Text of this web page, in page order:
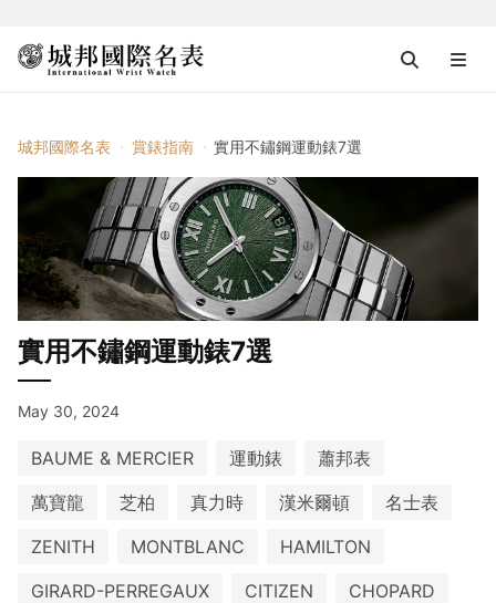
城邦國際名表 賞錶指南 實用不鏽鋼運動錶7選
實用不鏽鋼運動錶7選
May 30, 2024
BAUME & MERCIER 運動錶
蕭邦表
萬寶龍
芝柏 真力時 漢米爾頓
名士表
ZENITH
MONTBLANC
HAMILTON
GIRARD-PERREGAUX
CITIZEN
CHOPARD